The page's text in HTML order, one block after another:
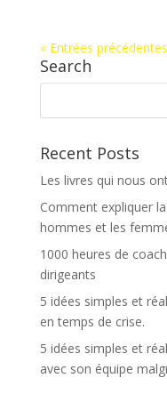
« Entrées précédentes
Search
Recent Posts
Les livres qui nous
Comment expliquer
hommes et les
1000 heures de
dirigeants
5 idées simples et
en temps de crise.
5 idées simples et
avec son équipe